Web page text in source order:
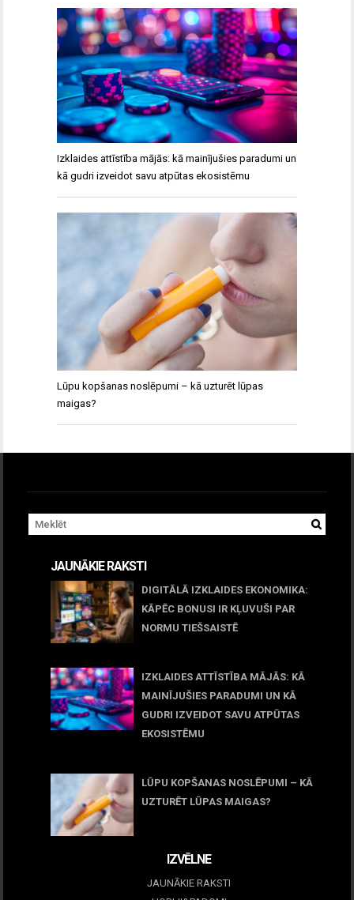
Izklaides attīstība mājās: kā mainījušies paradumi un
kā gudri izveidot savu atpūtas ekosistēmu
Lūpu kopšanas noslēpumi – kā uzturēt lūpas
maigas?
JAUNĀKIE RAKSTI
DIGITĀLĀ IZKLAIDES EKONOMIKA:
KĀPĒC BONUSI IR KĻUVUŠI PAR
NORMU TIEŠSAISTĒ
IZKLAIDES ATTĪSTĪBA MĀJĀS: KĀ
MAINĪJUŠIES PARADUMI UN KĀ
GUDRI IZVEIDOT SAVU ATPŪTAS
EKOSISTĒMU
LŪPU KOPŠANAS NOSLĒPUMI – KĀ
UZTURĒT LŪPAS MAIGAS?
IZVĒLNE
JAUNĀKIE RAKSTI